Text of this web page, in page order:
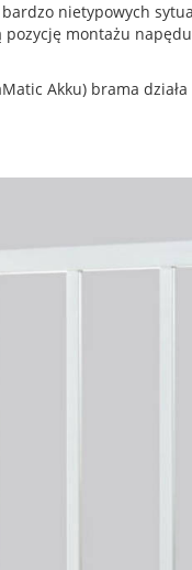
nietypowych
pozycję montażu
Akku) brama